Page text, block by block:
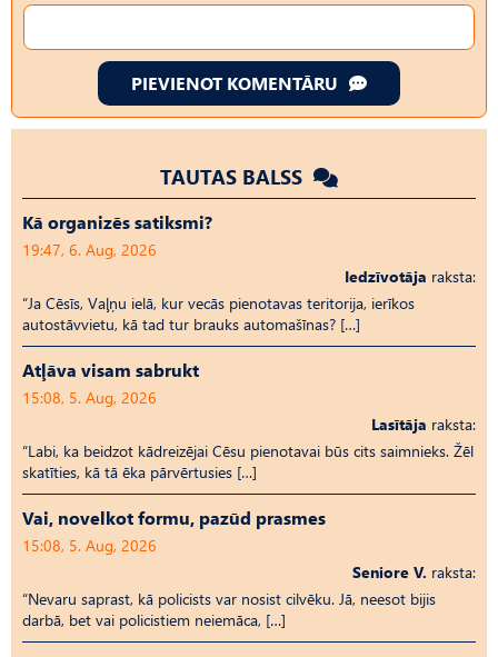
PIEVIENOT KOMENTĀRU
TAUTAS BALSS
Kā organizēs satiksmi?
19:47, 6. Aug, 2026
Iedzīvotāja raksta:
“Ja Cēsīs, Vaļņu ielā, kur vecās pienotavas teritorija, ierīkos
autostāvvietu, kā tad tur brauks automašīnas? […]
Atļāva visam sabrukt
15:08, 5. Aug, 2026
Lasītāja raksta:
“Labi, ka beidzot kādreizējai Cēsu pienotavai būs cits saimnieks. Žēl
skatīties, kā tā ēka pārvērtusies […]
Vai, novelkot formu, pazūd prasmes
15:08, 5. Aug, 2026
Seniore V. raksta:
“Nevaru saprast, kā policists var nosist cilvēku. Jā, neesot bijis
darbā, bet vai policistiem neiemāca, […]